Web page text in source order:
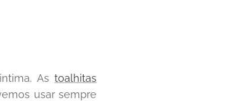
Astoalhitas
usar sempre